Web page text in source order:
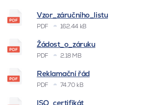
Vzor_záručního_listu
PDF 162.44 kB
Žádost_o_záruku
PDF 2.18 MB
Reklamační řád
PDF 74.70 kB
ISO_certifikát